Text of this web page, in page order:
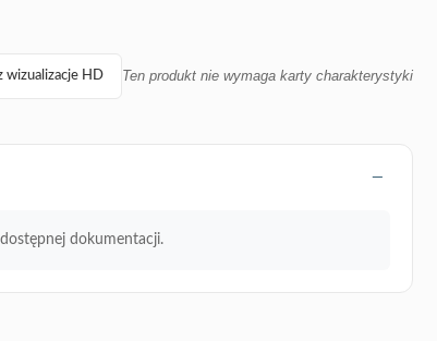
wizualizacje HD Ten produkt nie wymaga karty charakterystyki
dokumentacji.